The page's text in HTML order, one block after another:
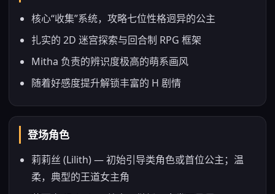
核心“收集”系统，攻略七位性格迥异的公主
扎实的 2D 迷宫探索与回合制 RPG 框架
Mitha 负责的辨识度极高的萌系画风
随着好感度提升解锁丰富的 H 剧情
登场角色
莉莉丝 (Lilith) — 初始引导类角色或首位公主；温
柔，典型的王道女主角